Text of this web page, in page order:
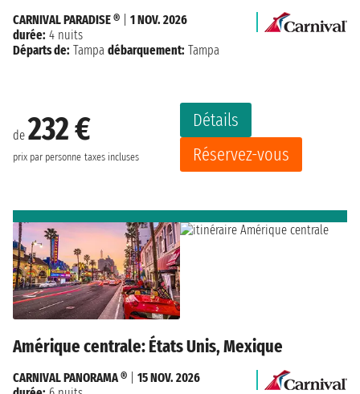
de 232 €
prix par personne taxes incluses
Détails
Réservez-vous
CARNIVAL PARADISE ®
1 NOV. 2026
durée: 4 nuits
Départs de: Tampa débarquement: Tampa
Amérique centrale: États Unis, Mexique
CARNIVAL PANORAMA ®
15 NOV. 2026